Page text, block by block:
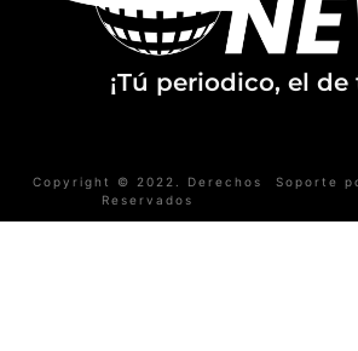
¡Tú periodico, el de
Copyright © 2022. Derechos
Reservados
Soporte